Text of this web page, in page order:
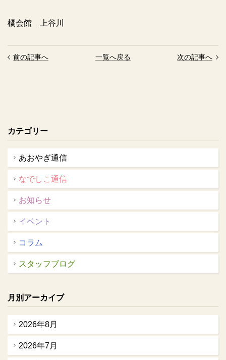
橘会館 上谷川
前の記事へ 一覧へ戻る 次の記事へ
カテゴリー
あおやぎ通信
なでしこ通信
お知らせ
イベント
コラム
スタッフブログ
月別アーカイブ
2026年8月
2026年7月